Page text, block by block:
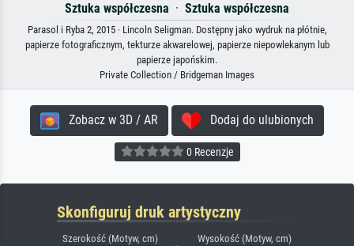
Sztuka współczesna · Sztuka współczesna
Parasol i Ryba 2, 2015 · Lincoln Seligman. Dostępny jako wydruk na płótnie,
papierze fotograficznym, tekturze akwarelowej, papierze niepowlekanym lub
papierze japońskim.
Private Collection / Bridgeman Images
Zobacz w 3D / AR Dodaj do ulubionych
0 Recenzje
Skonfiguruj druk artystyczny
Szerokość (Motyw, cm) Wysokość (Motyw, cm)